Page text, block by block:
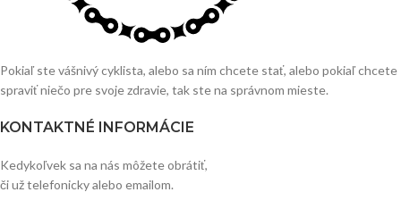
Pokiaľ ste vášnivý cyklista, alebo sa ním chcete stať, alebo pokiaľ chcete
spraviť niečo pre svoje zdravie, tak ste na správnom mieste.
KONTAKTNÉ INFORMÁCIE
Kedykoľvek sa na nás môžete obrátiť,
či už telefonicky alebo emailom.